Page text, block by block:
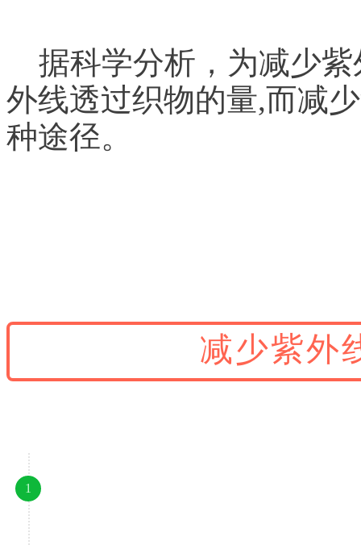
据科学分析，为减少紫
外线透过织物的量,而减
种途径。
减少紫外
1